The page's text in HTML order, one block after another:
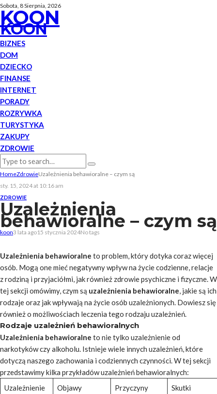
Sobota, 8 Sierpnia, 2026
KOON
KOON
BIZNES
DOM
DZIECKO
FINANSE
INTERNET
PORADY
ROZRYWKA
TURYSTYKA
ZAKUPY
ZDROWIE
HomeZdrowieUzależnienia behawioralne – czym są
sty. 15, 2024 at 10:16 am
ZDROWIE
Uzależnienia
behawioralne – czym są
koon3 lata ago15 stycznia 2024No tags
Uzależnienia behawioralne to problem, który dotyka coraz więcej
osób. Mogą one mieć negatywny wpływ na życie codzienne, relacje
z rodziną i przyjaciółmi, jak również zdrowie psychiczne i fizyczne. W
tej sekcji omówimy, czym są uzależnienia behawioralne, jakie są ich
rodzaje oraz jak wpływają na życie osób uzależnionych. Dowiesz się
również o możliwościach leczenia tego rodzaju uzależnień.
Rodzaje uzależnień behawioralnych
Uzależnienia behawioralne to nie tylko uzależnienie od
narkotyków czy alkoholu. Istnieje wiele innych uzależnień, które
dotyczą naszego zachowania i codziennych czynności. W tej sekcji
przedstawimy kilka przykładów uzależnień behawioralnych:
Uzależnienie
Objawy Przyczyny Skutki